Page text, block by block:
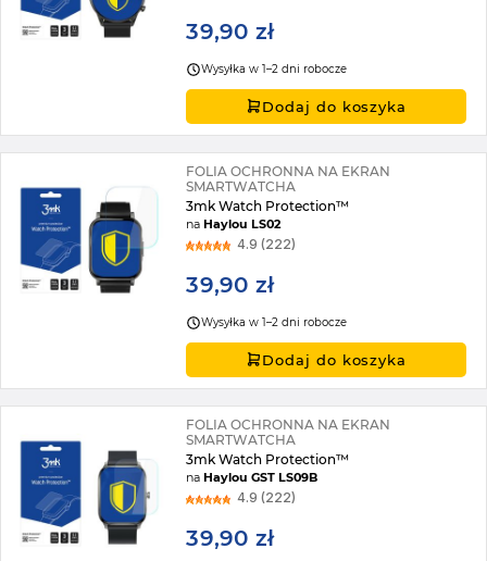
39,90 zł
Wysyłka w 1–2 dni robocze
Dodaj do koszyka
FOLIA OCHRONNA NA EKRAN
SMARTWATCHA
3mk Watch Protection™
naHaylou LS02
4.9 (222)
39,90 zł
Wysyłka w 1–2 dni robocze
Dodaj do koszyka
FOLIA OCHRONNA NA EKRAN
SMARTWATCHA
3mk Watch Protection™
naHaylou GST LS09B
4.9 (222)
39,90 zł